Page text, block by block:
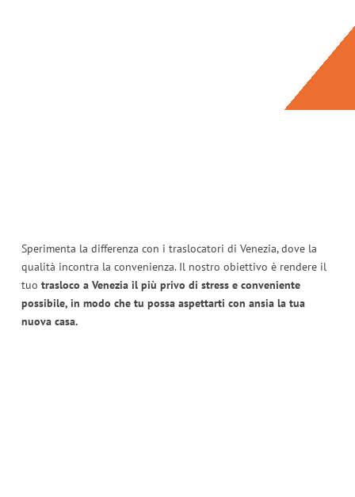
Sperimenta la differenza con i traslocatori di Venezia, dove la
qualità incontra la convenienza. Il nostro obiettivo è rendere il
tuo trasloco a Venezia il più privo di stress e conveniente
possibile, in modo che tu possa aspettarti con ansia la tua
nuova casa.